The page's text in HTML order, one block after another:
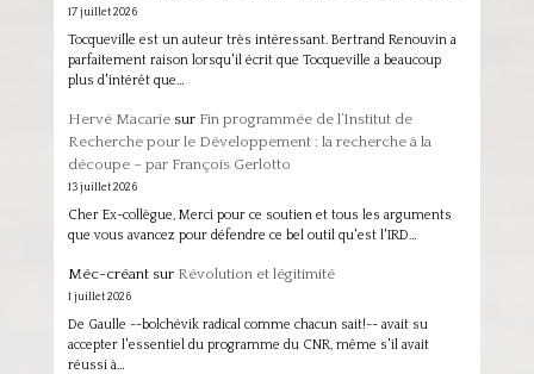
17 juillet 2026
Tocqueville est un auteur très intéressant. Bertrand Renouvin a
parfaitement raison lorsqu'il écrit que Tocqueville a beaucoup
plus d'intérêt que…
Hervé Macariesur Fin programmée de l’Institut de
Recherche pour le Développement : la recherche à la
découpe – par François Gerlotto
13 juillet 2026
Cher Ex-collègue, Merci pour ce soutien et tous les arguments
que vous avancez pour défendre ce bel outil qu'est l'IRD…
Méc-créantsur Révolution et légitimité
1 juillet 2026
De Gaulle --bolchévik radical comme chacun sait!-- avait su
accepter l'essentiel du programme du CNR, même s'il avait
réussi à…